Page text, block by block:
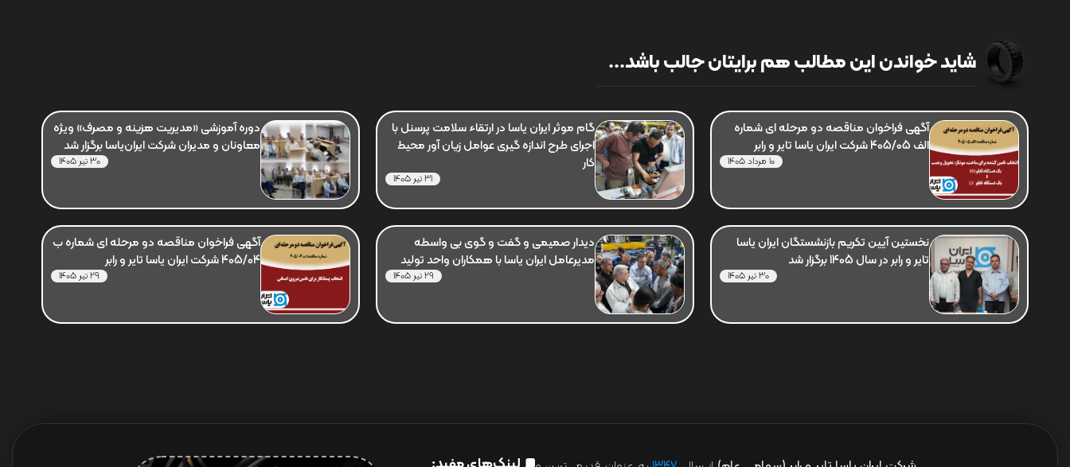
شاید خواندن این مطالب هم برایتان جالب باشد...
آگهی فراخوان مناقصه دو مرحله ای شماره
الف 405/05 شرکت ایران یاسا تایر و رابر
10 مرداد 1405
گام موثر ایران یاسا در ارتقاء سلامت پرسنل با
اجرای طرح اندازه گیری عوامل زیان آور محیط
کار
31 تیر 1405
دوره آموزشی «مدیریت هزینه و مصرف» ویژه
معاونان و مدیران شرکت ایران‌یاسا برگزار شد
30 تیر 1405
نخستین آیین تکریم بازنشستگان ایران یاسا
تایر و رابر در سال 1405 برگزار شد
30 تیر 1405
دیدار صمیمی و گفت و گوی بی واسطه
مدیرعامل ایران یاسا با همکاران واحد تولید
29 تیر 1405
آگهی فراخوان مناقصه دو مرحله ای شماره ب
405/04 شرکت ایران یاسا تایر و رابر
29 تیر 1405